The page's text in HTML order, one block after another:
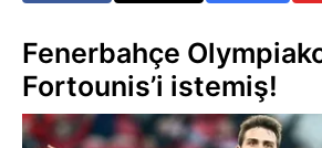
Fenerbahçe
Fortounis’i istemiş!